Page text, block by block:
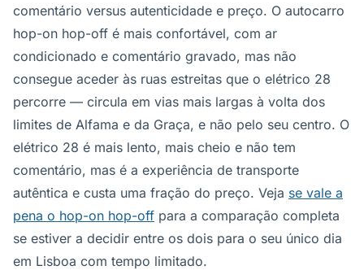
comentário versus autenticidade e preço. O autocarro
hop-on hop-off é mais confortável, com ar
condicionado e comentário gravado, mas não
consegue aceder às ruas estreitas que o elétrico 28
percorre — circula em vias mais largas à volta dos
limites de Alfama e da Graça, e não pelo seu centro. O
elétrico 28 é mais lento, mais cheio e não tem
comentário, mas é a experiência de transporte
autêntica e custa uma fração do preço. Veja se vale a
pena o hop-on hop-off para a comparação completa
se estiver a decidir entre os dois para o seu único dia
em Lisboa com tempo limitado.